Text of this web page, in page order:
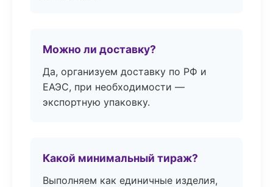
Можно ли доставку?
Да, организуем доставку по РФ и
ЕАЭС, при необходимости —
экспортную упаковку.
Какой минимальный тираж?
Выполняем как единичные изделия,